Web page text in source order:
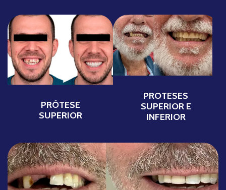
PRÓTESE
SUPERIOR
PROTESES
SUPERIOR E
INFERIOR